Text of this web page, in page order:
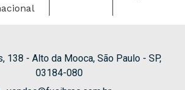
138 - Alto da Mooca, São Paulo - SP,
03184-080